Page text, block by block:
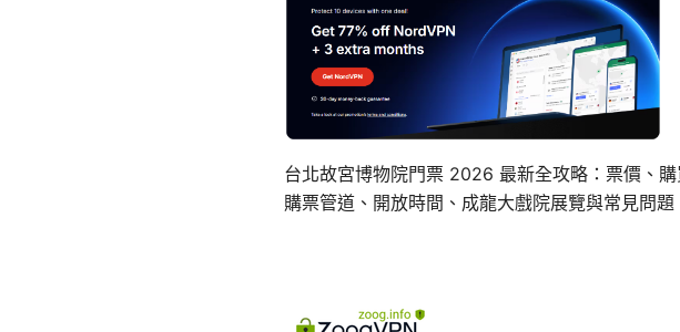
台北故宮博物院門票 2026 最新全攻略：票價、
購票管道、開放時間、成龍大戲院展覽與常見問